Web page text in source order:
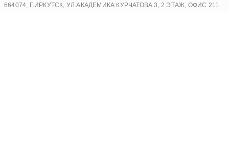
Перейти
664074, Г.ИРКУТСК, УЛ.АКАДЕМИКА КУРЧАТОВА 3, 2 ЭТАЖ, ОФИС 211